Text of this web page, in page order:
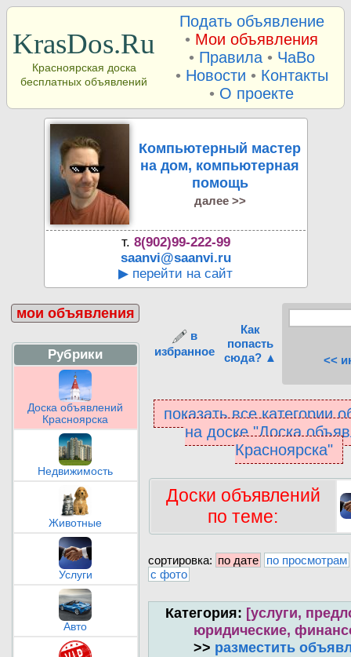
KrasDos.Ru
Красноярская доска
бесплатных объявлений
Подать объявление
• Мои объявления
• Правила• ЧаВо
• Новости • Контакты
• О проекте
Компьютерный мастер
на дом, компьютерная
помощь
далее >>
т. 8(902)99-222-99
saanvi@saanvi.ru
▶ перейти на сайт
мои объявления
Рубрики
Доска объявлений
Красноярска
Недвижимость
Животные
Услуги
Авто
в
избранное
Как
попасть
сюда? ▲
<<
показать все категории
на доске "Доска
Красноярска"
Доски объявлений
по теме:
сортировка: по дате
по просмотрам
с фото
Категория: [услуги,
юридические,
>> разместить